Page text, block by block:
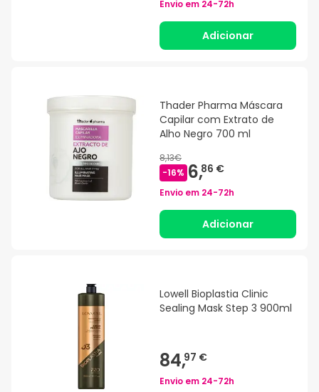
Envio em 24-72h
Adicionar
Thader Pharma Máscara
Capilar com Extrato de
Alho Negro 700 ml
8,13€
-16% 6,86 €
Envio em 24-72h
Adicionar
Lowell Bioplastia Clinic
Sealing Mask Step 3 900ml
84,97 €
Envio em 24-72h